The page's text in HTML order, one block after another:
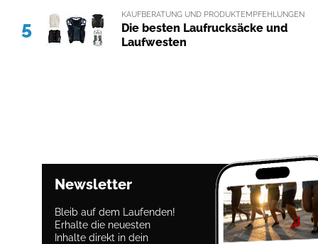
5
KAUFBERATUNG UND PRODUKTEMPFEHLUNGEN
Die besten Laufrucksäcke und
Laufwesten
Newsletter
Bleib auf dem Laufenden!
Erhalte die neuesten
Inhalte direkt in dein